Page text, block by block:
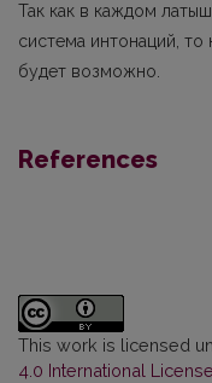
Так как в каждом
система интонаций,
будет возможно.
References
This work is licensed
4.0 International License